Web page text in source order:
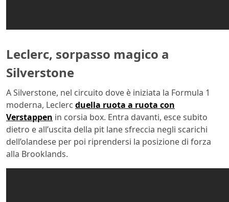
Leclerc, sorpasso magico a
Silverstone
A Silverstone, nel circuito dove è iniziata la Formula 1
moderna, Leclerc duella ruota a ruota con
Verstappen in corsia box. Entra davanti, esce subito
dietro e all’uscita della pit lane sfreccia negli scarichi
dell’olandese per poi riprendersi la posizione di forza
alla Brooklands.